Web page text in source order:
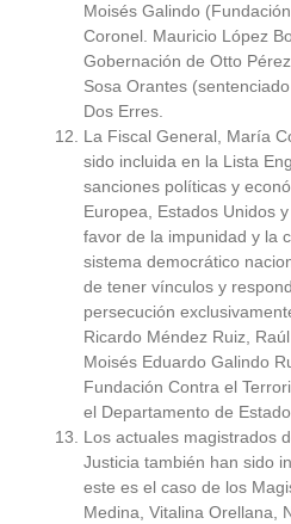
Moisés Galindo
Coronel. Mauricio López
Gobernación de Otto
Sosa Orantes
Dos Erres.
La Fiscal General, María
sido incluida en la Lista
sanciones políticas y
Europea, Estados Unidos
favor de la impunidad y la
sistema democrático
de tener vínculos y
persecución
Ricardo Méndez Ruiz,
Moisés Eduardo Galindo
Fundación Contra el
el Departamento de
Los actuales magistrados
Justicia también han sido
este es el caso de los
Medina, Vitalina Orellana,